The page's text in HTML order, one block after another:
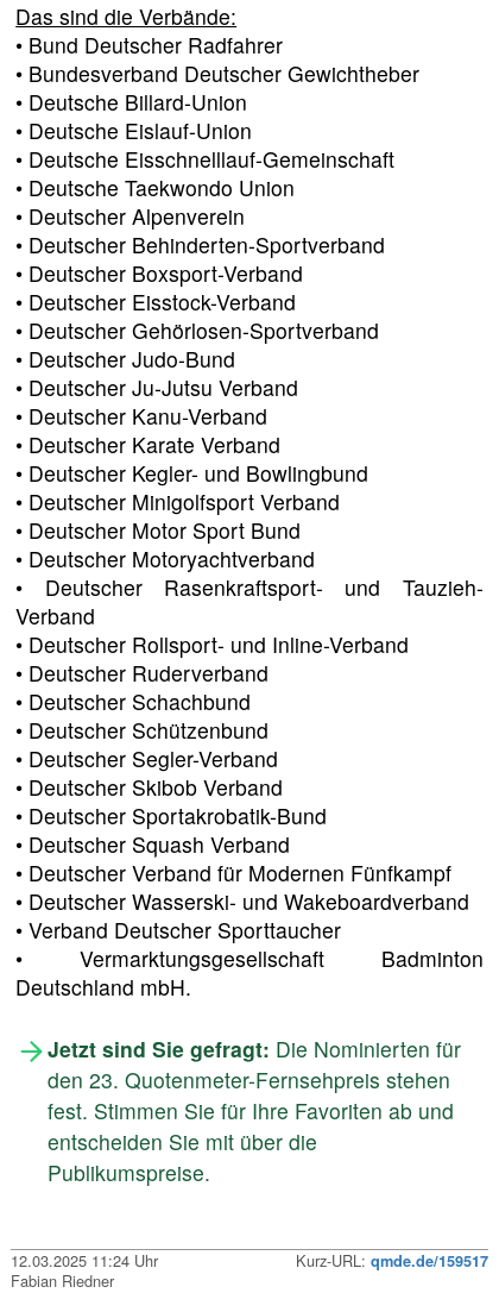
Das sind die Verbände:
• Bund Deutscher Radfahrer
• Bundesverband Deutscher Gewichtheber
• Deutsche Billard-Union
• Deutsche Eislauf-Union
• Deutsche Eisschnelllauf-Gemeinschaft
• Deutsche Taekwondo Union
• Deutscher Alpenverein
• Deutscher Behinderten-Sportverband
• Deutscher Boxsport-Verband
• Deutscher Eisstock-Verband
• Deutscher Gehörlosen-Sportverband
• Deutscher Judo-Bund
• Deutscher Ju-Jutsu Verband
• Deutscher Kanu-Verband
• Deutscher Karate Verband
• Deutscher Kegler- und Bowlingbund
• Deutscher Minigolfsport Verband
• Deutscher Motor Sport Bund
• Deutscher Motoryachtverband
• Deutscher Rasenkraftsport- und Tauzieh-
Verband
• Deutscher Rollsport- und Inline-Verband
• Deutscher Ruderverband
• Deutscher Schachbund
• Deutscher Schützenbund
• Deutscher Segler-Verband
• Deutscher Skibob Verband
• Deutscher Sportakrobatik-Bund
• Deutscher Squash Verband
• Deutscher Verband für Modernen Fünfkampf
• Deutscher Wasserski- und Wakeboardverband
• Verband Deutscher Sporttaucher
• Vermarktungsgesellschaft Badminton
Deutschland mbH.
Jetzt sind Sie gefragt: Die Nominierten für
den 23. Quotenmeter-Fernsehpreis stehen
fest. Stimmen Sie für Ihre Favoriten ab und
entscheiden Sie mit über die
Publikumspreise.
12.03.2025 11:24 Uhr Kurz-URL: qmde.de/159517
Fabian Riedner